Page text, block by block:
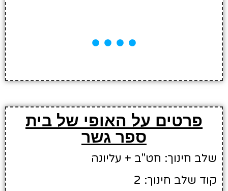
פרטים על האופי של בית
ספר גשר
שלב חינוך: חט"ב + עליונה
קוד שלב חינוך: 2